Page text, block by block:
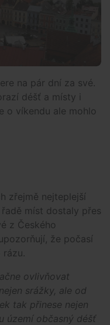
na pár dní za své.
déšť a místy i
o víkendu ale mohlo
zřejmě nejteplejší
míst dostaly přes
z Českého
že počasí
rázu.
ovlivňovat
srážky, ale od
tak přinese nejen
území občasný déšť